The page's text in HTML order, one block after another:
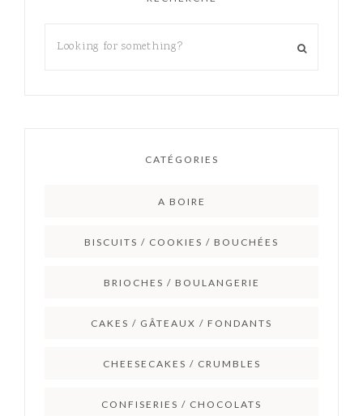
CATÉGORIES
A BOIRE
BISCUITS / COOKIES / BOUCHÉES
BRIOCHES / BOULANGERIE
CAKES / GÂTEAUX / FONDANTS
CHEESECAKES / CRUMBLES
CONFISERIES / CHOCOLATS